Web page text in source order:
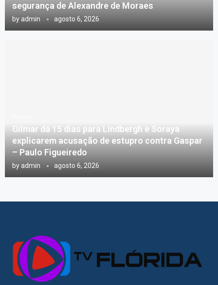
segurança de Alexandre de Moraes
byadmin agosto 6, 2026
Gilmar dá 15 dias para Lindbergh e Soraya
explicarem acusação de estupro contra Gaspar
– Paulo Figueiredo
byadmin agosto 6, 2026